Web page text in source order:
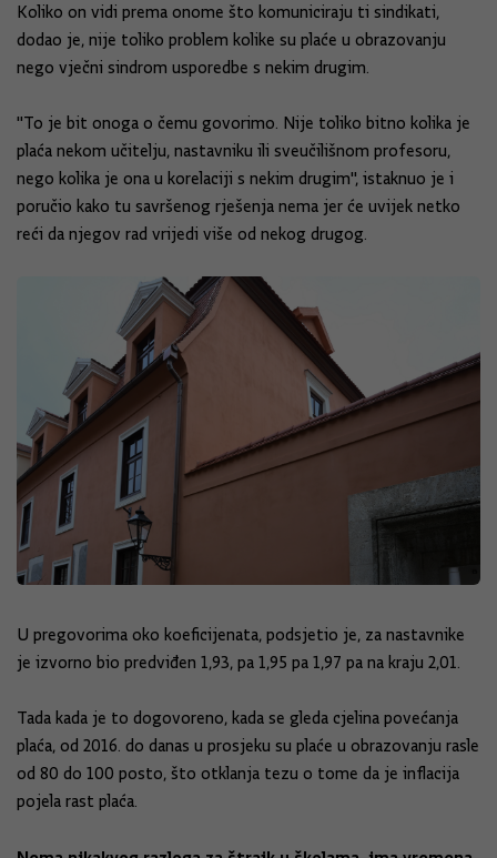
Koliko on vidi prema onome što komuniciraju ti sindikati,
dodao je, nije toliko problem kolike su plaće u obrazovanju
nego vječni sindrom usporedbe s nekim drugim.
"To je bit onoga o čemu govorimo. Nije toliko bitno kolika je
plaća nekom učitelju, nastavniku ili sveučilišnom profesoru,
nego kolika je ona u korelaciji s nekim drugim", istaknuo je i
poručio kako tu savršenog rješenja nema jer će uvijek netko
reći da njegov rad vrijedi više od nekog drugog.
U pregovorima oko koeficijenata, podsjetio je, za nastavnike
je izvorno bio predviđen 1,93, pa 1,95 pa 1,97 pa na kraju 2,01.
Tada kada je to dogovoreno, kada se gleda cjelina povećanja
plaća, od 2016. do danas u prosjeku su plaće u obrazovanju rasle
od 80 do 100 posto, što otklanja tezu o tome da je inflacija
pojela rast plaća.